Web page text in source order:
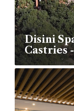
Disini
Castries